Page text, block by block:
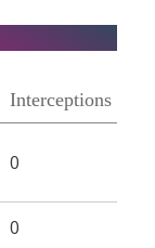
Interceptions
0
0